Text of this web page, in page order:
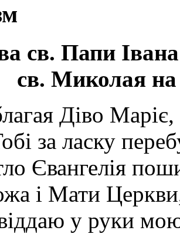
св. Папи
св. Миколая на
Діво
за ласку
Євангелія
і Мати
у руки